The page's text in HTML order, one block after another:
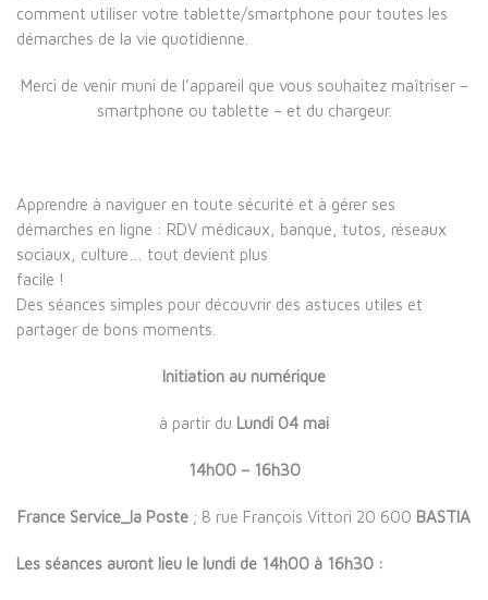
comment utiliser votre tablette/smartphone pour toutes les
démarches de la vie quotidienne.
Merci de venir muni de l’appareil que vous souhaitez maîtriser –
smartphone ou tablette – et du chargeur.
Apprendre à naviguer en toute sécurité et à gérer ses
démarches en ligne : RDV médicaux, banque, tutos, réseaux
sociaux, culture… tout devient plus
facile !
Des séances simples pour découvrir des astuces utiles et
partager de bons moments.
Initiation au numérique
à partir du Lundi 04 mai
14h00 – 16h30
France Service_la Poste ; 8 rue François Vittori 20 600 BASTIA
Les séances auront lieu le lundi de 14h00 à 16h30 :